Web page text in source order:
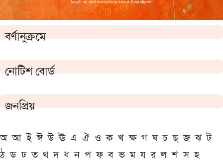
বর্ণানুক্রমে
নোটিশ বোর্ড
জনপ্রিয়
অ আ ই ঈ উ ঊ এ ঐ ও ক খ ক্ষ গ ঘ চ ছ জ ঝ ট
ঠ ড ঢ ত থ দ ধ ন প ফ ব ভ ম য র ল শ স হ